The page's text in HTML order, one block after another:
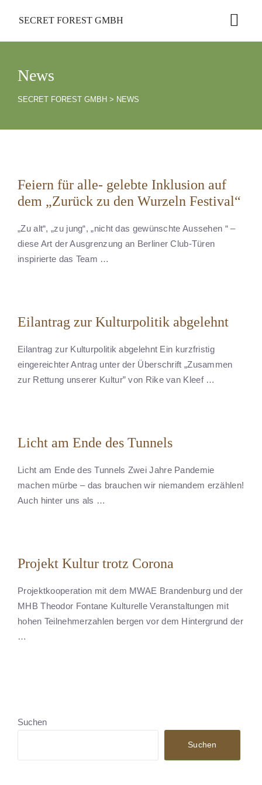
SECRET FOREST GMBH
News
SECRET FOREST GMBH > NEWS
Feiern für alle- gelebte Inklusion auf
dem „Zurück zu den Wurzeln Festival“
„Zu alt“, „zu jung“, „nicht das gewünschte Aussehen “ –
diese Art der Ausgrenzung an Berliner Club-Türen
inspirierte das Team …
Eilantrag zur Kulturpolitik abgelehnt
Eilantrag zur Kulturpolitik abgelehnt Ein kurzfristig
eingereichter Antrag unter der Überschrift „Zusammen
zur Rettung unserer Kultur” von Rike van Kleef …
Licht am Ende des Tunnels
Licht am Ende des Tunnels Zwei Jahre Pandemie
machen mürbe – das brauchen wir niemandem erzählen!
Auch hinter uns als …
Projekt Kultur trotz Corona
Projektkooperation mit dem MWAE Brandenburg und der
MHB Theodor Fontane Kulturelle Veranstaltungen mit
hohen Teilnehmerzahlen bergen vor dem Hintergrund der
…
Suchen
Suchen